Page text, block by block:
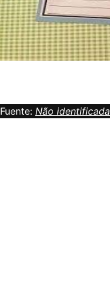
Fuente: Não identificada